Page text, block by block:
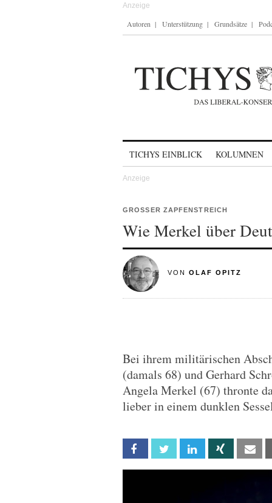
Autoren Unterstützung Grundsätze
TICHYS EINBLICK KOLUMNEN
GROSSER ZAPFENSTREICH
Wie Merkel über
VON OLAF OPITZ
Bei ihrem militärischen
(damals 68) und Gerhard
Angela Merkel (67) thronte
lieber in einem dunklen
Facebook Twitter Linkedin Xing